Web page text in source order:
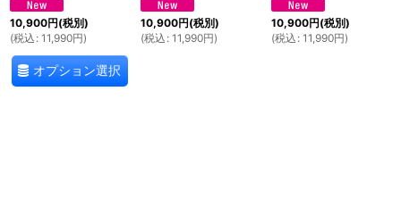
10,900円(税別)
(税込 : 11,990円)
オプション選択
10,900円(税別)
(税込 : 11,990円)
10,900円(税別)
(税込 : 11,990円)